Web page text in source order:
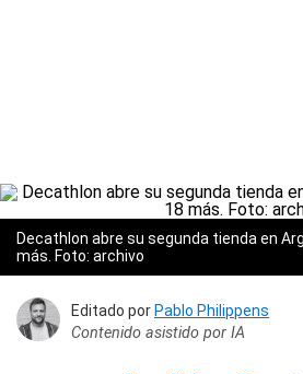
Decathlon abre su segunda tienda en
más. Foto: archivo
Editado porPablo Philippens
Contenido asistido por IA